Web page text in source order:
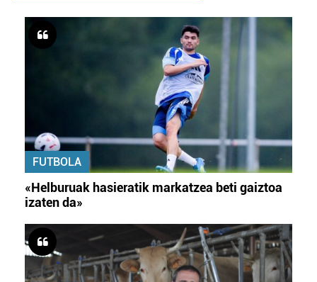
FUTBOLA
«Helburuak hasieratik markatzea beti gaiztoa
izaten da»